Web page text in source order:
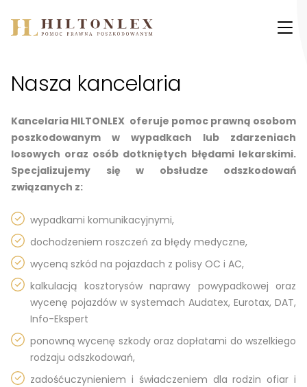
Nasza kancelaria
Kancelaria HILTONLEX oferuje pomoc prawną osobom
poszkodowanym w wypadkach lub zdarzeniach
losowych oraz osób dotkniętych błędami lekarskimi.
Specjalizujemy się w obsłudze odszkodowań
związanych z:
wypadkami komunikacyjnymi,
dochodzeniem roszczeń za błędy medyczne,
wyceną szkód na pojazdach z polisy OC i AC,
kalkulacją kosztorysów naprawy powypadkowej oraz
wycenę pojazdów w systemach Audatex, Eurotax, DAT,
Info-Ekspert
ponowną wycenę szkody oraz dopłatami do wszelkiego
rodzaju odszkodowań,
zadośćuczynieniem i świadczeniem dla rodzin ofiar i